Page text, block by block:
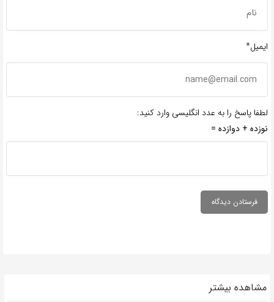
ایمیل*
لطفا پاسخ را به عدد انگلیسی وارد کنید:
نوزده + دوازده =
مشاهده بیشتر